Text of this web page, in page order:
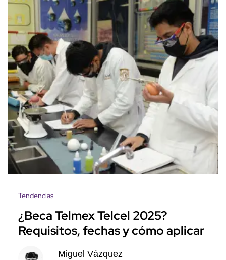
Tendencias
¿Beca Telmex Telcel 2025?
Requisitos, fechas y cómo aplicar
Miguel Vázquez